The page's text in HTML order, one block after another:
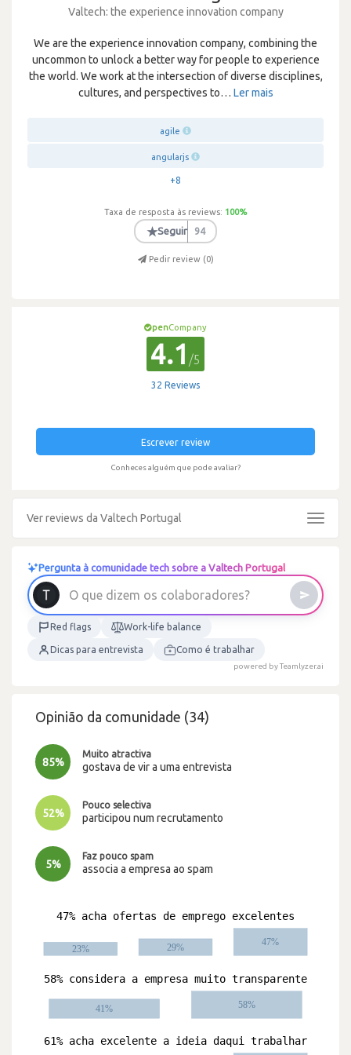
Valtech: the experience innovation company
We are the experience innovation company, combining the
uncommon to unlock a better way for people to experience
the world. We work at the intersection of diverse disciplines,
cultures, and perspectives to… Ler mais
agile
angularjs
+8
Taxa de resposta às reviews: 100%
★Seguir 94
Pedir review (0)
penCompany
4.1 /5
32 Reviews
Escrever review
Conheces alguém que pode avaliar?
Ver reviews da Valtech Portugal
Toggle
Pergunta à comunidade tech sobre a Valtech Portugal
O que d izem os colaborad ores?
Red flags Work-life balance
Dicas para entrevista Como é trabalhar
powered by Teamlyzer.ai
Opinião da comunidade (34)
85%
Muito atractiva
gostava de vir a uma entrevista
52%
Pouco selectiva
participou num recrutamento
5%
Faz pouco spam
associa a empresa ao spam